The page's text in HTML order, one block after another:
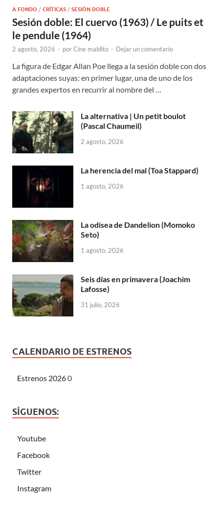
A FONDO / CRÍTICAS / SESIÓN DOBLE
Sesión doble: El cuervo (1963) / Le puits et
le pendule (1964)
2 agosto, 2026 - porCine maldito - Dejar un comentario
La figura de Edgar Allan Poe llega a la sesión doble con dos
adaptaciones suyas: en primer lugar, una de uno de los
grandes expertos en recurrir al nombre del …
La alternativa | Un petit boulot
(Pascal Chaumeil)
2 agosto, 2026
La herencia del mal (Toa Stappard)
1 agosto, 2026
La odisea de Dandelion (Momoko
Seto)
1 agosto, 2026
Seis días en primavera (Joachim
Lafosse)
31 julio, 2026
CALENDARIO DE ESTRENOS
Estrenos 20260
SÍGUENOS:
Youtube
Facebook
Twitter
Instagram